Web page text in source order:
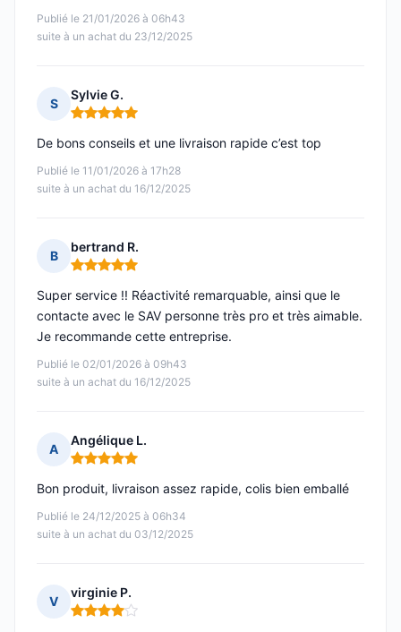
Publié le 21/01/2026 à 06h43
suite à un achat du 23/12/2025
S
Sylvie G.
Note : 5 sur 5
Publié le 11/01/2026 à 17h28
suite à un achat du 16/12/2025
De bons conseils et une livraison rapide c’est top
B
bertrand R.
Note : 5 sur 5
Publié le 02/01/2026 à 09h43
suite à un achat du 16/12/2025
Super service !! Réactivité remarquable, ainsi que le
contacte avec le SAV personne très pro et très aimable.
Je recommande cette entreprise.
A
Angélique L.
Note : 5 sur 5
Publié le 24/12/2025 à 06h34
suite à un achat du 03/12/2025
Bon produit, livraison assez rapide, colis bien emballé
V
virginie P.
Note : 4 sur 5